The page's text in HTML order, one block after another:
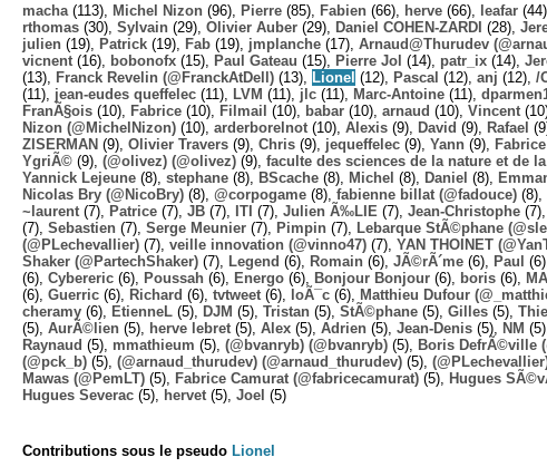
macha (113), Michel Nizon (96), Pierre (85), Fabien (66), herve (66), leafar (44),
rthomas (30), Sylvain (29), Olivier Auber (29), Daniel COHEN-ZARDI (28),
julien (19), Patrick (19), Fab (19), jmplanche (17), Arnaud@Thurudev
vicnent (16), bobonofx (15), Paul Gateau (15), Pierre Jol (14), patr_ix (14),
(13),
Franck Revelin (@FranckAtDell) (13), Lionel (12), Pascal (12), anj (12), /
(11), jean-eudes queffelec (11), LVM (11), jlc (11), Marc-Antoine (11),
FranÃ§ois (10), Fabrice (10), Filmail (10), babar (10), arnaud (10), Vincent
Nizon (@MichelNizon) (10), arderborelnot (10), Alexis (9), David (9), Rafael
ZISERMAN (9), Olivier Travers (9), Chris (9), jequeffelec (9), Yann (9),
YgriÃ© (9), (@olivez) (@olivez) (9), faculte des sciences de la nature et de
Yannick Lejeune (8), stephane (8), BScache (8), Michel (8), Daniel (8),
Nicolas Bry (@NicoBry) (8), @corpogame (8), fabienne billat (@fadouce) (8),
~laurent (7), Patrice (7), JB (7), ITI (7), Julien Ã‰LIE (7), Jean-Christophe (7),
(7), Sebastien (7), Serge Meunier (7), Pimpin (7), Lebarque StÃ©phane
(@PLechevallier) (7), veille innovation (@vinno47) (7), YAN THOINET
Shaker (@PartechShaker) (7), Legend (6), Romain (6), JÃ©rÃ´me (6), Paul (6),
(6), Cybereric (6), Poussah (6), Energo (6), Bonjour Bonjour (6), boris (6),
(6), Guerric (6), Richard (6), tvtweet (6), loÃ¯c (6), Matthieu Dufour
cheramy (6), EtienneL (5), DJM (5), Tristan (5), StÃ©phane (5), Gilles (5),
(5), AurÃ©lien (5), herve lebret (5), Alex (5), Adrien (5), Jean-Denis (5), NM (5),
Raynaud (5), mmathieum (5), (@bvanryb) (@bvanryb) (5), Boris DefrÃ©ville
(@pck_b) (5), (@arnaud_thurudev) (@arnaud_thurudev) (5),
Mawas (@PemLT) (5), Fabrice Camurat (@fabricecamurat) (5), Hugues
Hugues Severac (5), hervet (5), Joel (5)
Contributions sous le pseudo Lionel